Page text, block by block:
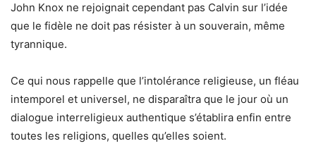
John Knox ne rejoignait cependant pas Calvin sur l’idée
que le fidèle ne doit pas résister à un souverain, même
tyrannique.
Ce qui nous rappelle que l’intolérance religieuse, un fléau
intemporel et universel, ne disparaîtra que le jour où un
dialogue interreligieux authentique s’établira enfin entre
toutes les religions, quelles qu’elles soient.